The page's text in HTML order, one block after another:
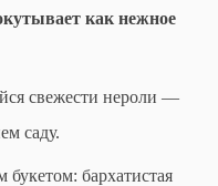
как нежное
свежести нероли —
саду.
бархатистая